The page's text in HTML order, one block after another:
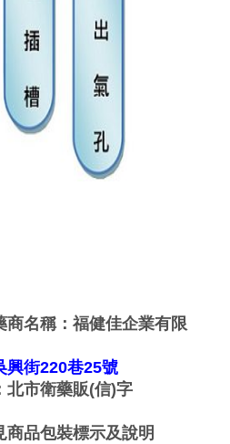
商名稱：福健佳企業有限
興街220巷25號
北市衛藥販(信)字
商品包裝標示及說明